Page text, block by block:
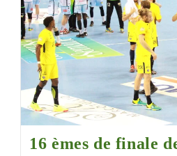
16 èmes de finale